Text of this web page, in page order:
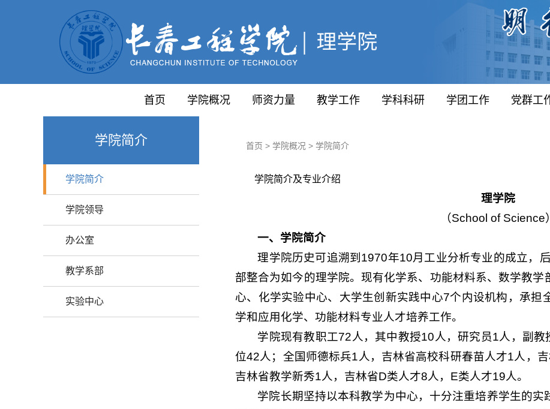
首页 学院概况 师资力量 教学工作 学科科研 学团工作 党群工
学院简介
学院简介
学院领导
办公室
教学系部
实验中心
首页 > 学院概况 > 学院简介
学院简介及专业介绍
理学院
（School of Science）
一、学院简介
理学院历史可追溯到1970年10月工业分析专业的成立，
部整合为如今的理学院。现有化学系、功能材料系、数学教
心、化学实验中心、大学生创新实践中心7个内设机构，承担
学和应用化学、功能材料专业人才培养工作。
学院现有教职工72人，其中教授10人，研究员1人，副
位42人；全国师德标兵1人，吉林省高校科研春苗人才1人，
吉林省教学新秀1人，吉林省D类人才8人，E类人才19人。
学院长期坚持以本科教学为中心，十分注重培养学生的实